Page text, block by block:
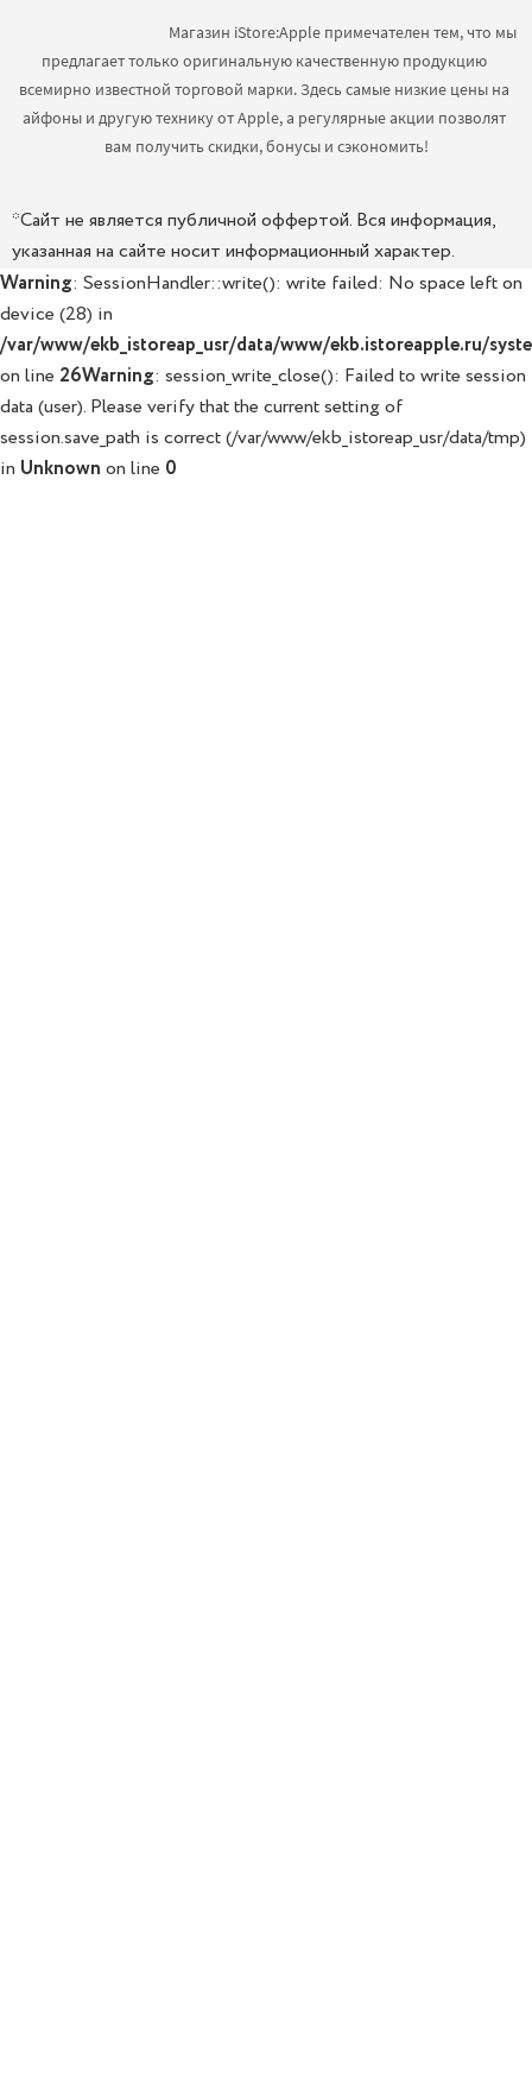
предлагает только оригинальную качественную продукцию
всемирно известной торговой марки. Здесь самые низкие цены на
айфоны и другую технику от Apple, а регулярные акции позволят
вам получить скидки, бонусы и сэкономить!
*Сайт не является публичной оффертой. Вся информация,
указанная на сайте носит информационный характер.
Warning: SessionHandler::write(): write failed: No space left on
device (28) in
/var/www/ekb_istoreap_usr/data/www/ekb.istoreapple.ru/
on line 26Warning: session_write_close(): Failed to write session
data (user). Please verify that the current setting of
session.save_path is correct (/var/www/ekb_istoreap_usr/data/tmp)
in Unknown on line 0